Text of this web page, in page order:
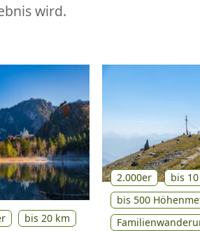
wird.
bis 20 km
2.000er
bis
bis 500